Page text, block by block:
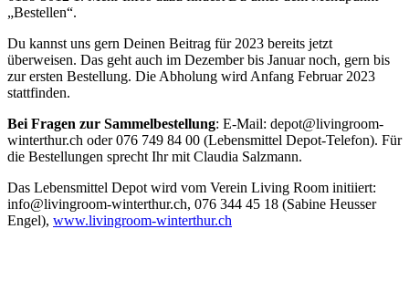
„Bestellen“.
Du kannst uns gern Deinen Beitrag für 2023 bereits jetzt
überweisen. Das geht auch im Dezember bis Januar noch, gern bis
zur ersten Bestellung. Die Abholung wird Anfang Februar 2023
stattfinden.
Bei Fragen zur Sammelbestellung: E-Mail: depot@livingroom-
winterthur.ch oder 076 749 84 00 (Lebensmittel Depot-Telefon). Für
die Bestellungen sprecht Ihr mit Claudia Salzmann.
Das Lebensmittel Depot wird vom Verein Living Room initiiert:
info@livingroom-winterthur.ch, 076 344 45 18 (Sabine Heusser
Engel), www.livingroom-winterthur.ch